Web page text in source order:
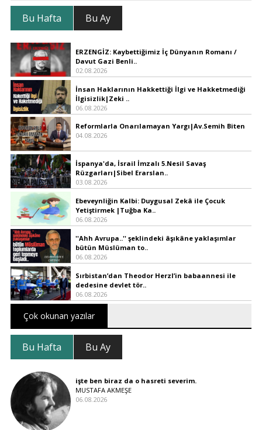
Bu Hafta Bu Ay
ERZENGİZ: Kaybettiğimiz İç Dünyanın Romanı /
Davut Gazi Benli..
02.08.2026
İnsan Haklarının Hakkettiği İlgi ve Hakketmediği
İlgisizlik|Zeki ..
06.08.2026
Reformlarla Onarılamayan Yargı|Av.Semih Biten
04.08.2026
İspanya'da, İsrail İmzalı 5.Nesil Savaş
Rüzgarları|Sibel Erarslan..
03.08.2026
Ebeveynliğin Kalbi: Duygusal Zekâ ile Çocuk
Yetiştirmek |Tuğba Ka..
06.08.2026
''Ahh Avrupa..'' şeklindeki âşıkâne yaklaşımlar
bütün Müslüman to..
06.08.2026
Sırbistan’dan Theodor Herzl’in babaannesi ile
dedesine devlet tör..
06.08.2026
Çok okunan yazılar
Bu Hafta Bu Ay
işte ben biraz da o hasreti severim.
MUSTAFA AKMEŞE
06.08.2026